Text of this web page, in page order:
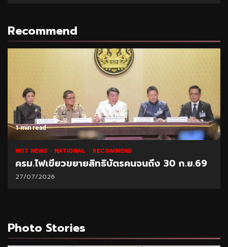
Recommend
1 min read
NATIONAL HOT NEWS RECOMMEND
“พาณิชย์” โชว์ยอดส่งออกทุเรียน 1 ล้านตัน
21/07/2026
Photo Stories